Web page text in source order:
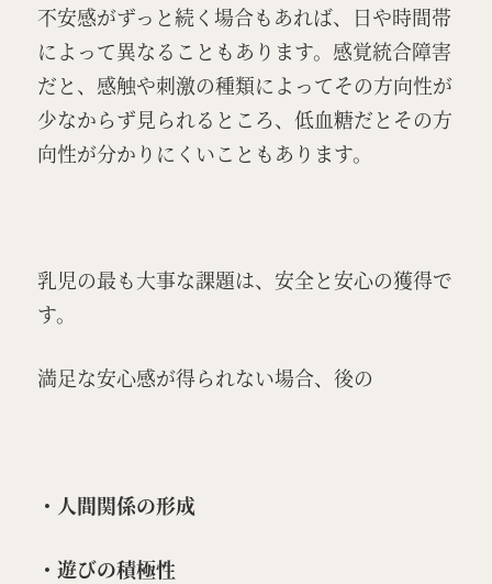
不安感がずっと続く場合もあれば、日や時間帯
によって異なることもあります。感覚統合障害
だと、感触や刺激の種類によってその方向性が
少なからず見られるところ、低血糖だとその方
向性が分かりにくいこともあります。
乳児の最も大事な課題は、安全と安心の獲得で
す。
満足な安心感が得られない場合、後の
・人間関係の形成
・遊びの積極性